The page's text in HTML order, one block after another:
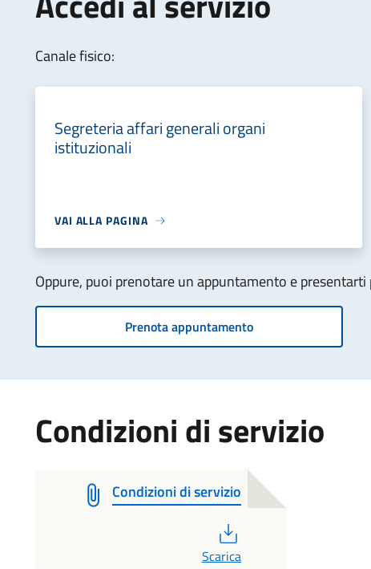
Canale fisico:
Segreteria affari generali organi
istituzionali
VAI ALLA PAGINA
Oppure, puoi prenotare un appuntamento e presentarti
Prenota appuntamento
Condizioni di servizio
Condizioni di servizio
Scarica